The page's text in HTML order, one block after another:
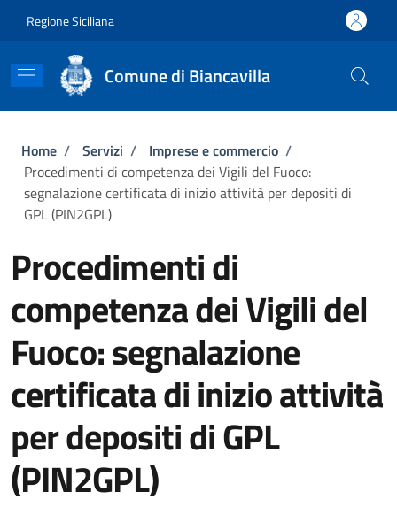
Regione Siciliana
Comune di Biancavilla
Briciole di pane
Home / Servizi / Imprese e commercio /
Procedimenti di competenza dei Vigili del Fuoco:
segnalazione certificata di inizio attività per depositi di
GPL (PIN2GPL)
Procedimenti di
competenza dei Vigili del
Fuoco: segnalazione
certificata di inizio attività
per depositi di GPL
(PIN2GPL)